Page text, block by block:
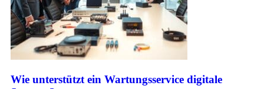
Wie unterstützt ein Wartungsservice digitale